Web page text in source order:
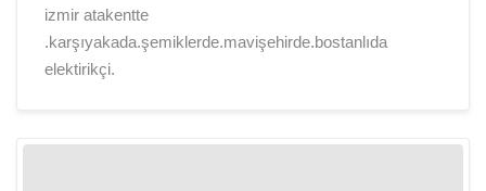
izmir atakentte
.karşıyakada.şemiklerde.mavişehirde.bostanlıda
elektirikçi.